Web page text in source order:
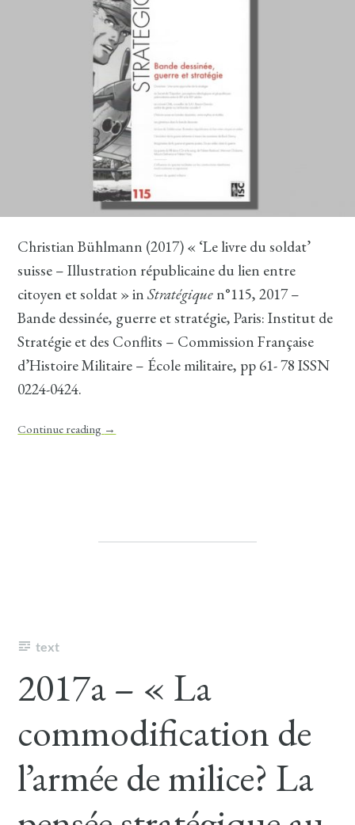
Christian Bühlmann (2017) « ‘Le livre du soldat’
suisse – Illustration républicaine du lien entre
citoyen et soldat » inStratégique n°115, 2017 –
Bande dessinée, guerre et stratégie, Paris: Institut de
Stratégie et des Conflits – Commission Française
d’Histoire Militaire – École militaire, pp 61- 78 ISSN
0224-0424.
Continue reading →
text
2017a – « La
commodification de
l’armée de milice? La